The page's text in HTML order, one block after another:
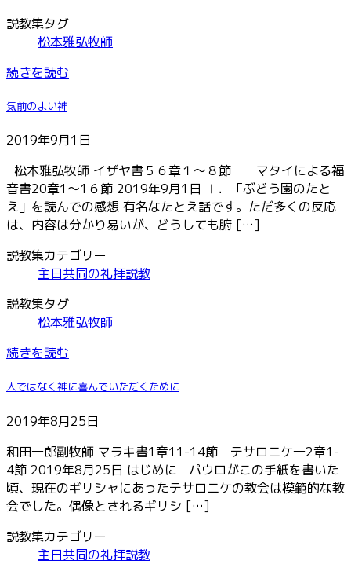
説教集タグ
松本雅弘牧師
続きを読む
気前のよい神
2019年9月1日
松本雅弘牧師 イザヤ書５６章１～８節 マタイによる福
音書20章1～1６節 2019年9月1日 Ⅰ．「ぶどう園のたと
え」を読んでの感想 有名なたとえ話です。ただ多くの反応
は、内容は分かり易いが、どうしても腑 […]
説教集カテゴリー
主日共同の礼拝説教
説教集タグ
松本雅弘牧師
続きを読む
人ではなく神に喜んでいただくために
2019年8月25日
和田一郎副牧師 マラキ書1章11-14節 テサロニケ一2章1-
4節 2019年8月25日 はじめに パウロがこの手紙を書いた
頃、現在のギリシャにあったテサロニケの教会は模範的な教
会でした。偶像とされるギリシ […]
説教集カテゴリー
主日共同の礼拝説教